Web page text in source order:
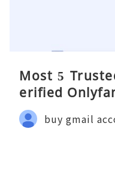
Most 5
erified
buy gmail